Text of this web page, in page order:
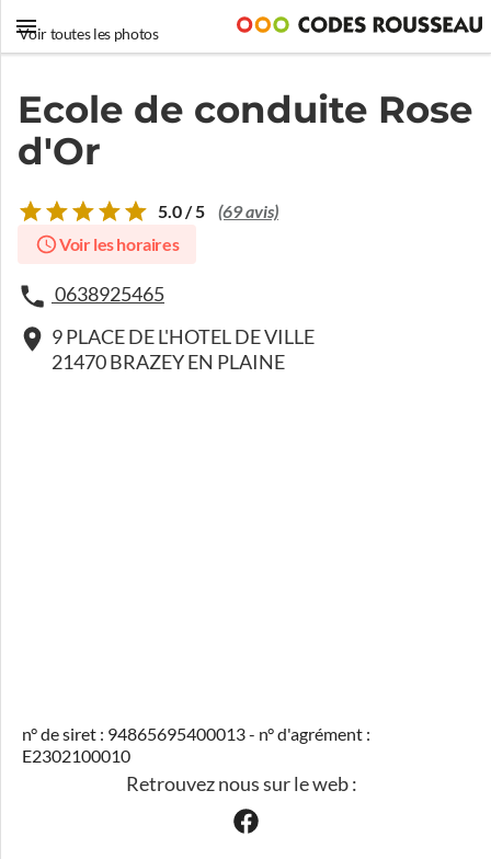
Voir toutes les photos
Ecole de conduite Rose
d'Or
5.0 / 5 (69 avis)
Voir les horaires
0638925465
9 PLACE DE L'HOTEL DE VILLE
21470 BRAZEY EN PLAINE
n° de siret : 94865695400013 - n° d'agrément :
E2302100010
Retrouvez nous sur le web :